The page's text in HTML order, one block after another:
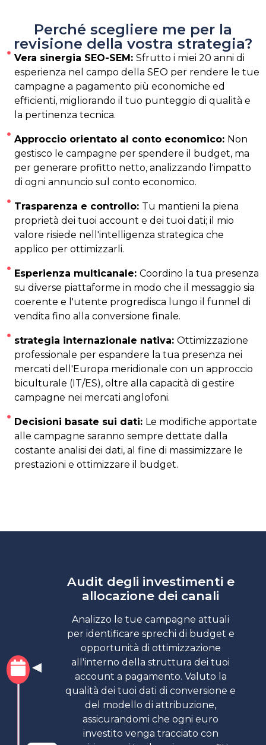
Perché scegliere me per la
revisione della vostra strategia?
Vera sinergia SEO-SEM: Sfrutto i miei 20 anni di
esperienza nel campo della SEO per rendere le tue
campagne a pagamento più economiche ed
efficienti, migliorando il tuo punteggio di qualità e
la pertinenza tecnica.
Approccio orientato al conto economico: Non
gestisco le campagne per spendere il budget, ma
per generare profitto netto, analizzando l'impatto
di ogni annuncio sul conto economico.
Trasparenza e controllo: Tu mantieni la piena
proprietà dei tuoi account e dei tuoi dati; il mio
valore risiede nell'intelligenza strategica che
applico per ottimizzarli.
Esperienza multicanale: Coordino la tua presenza
su diverse piattaforme in modo che il messaggio sia
coerente e l'utente progredisca lungo il funnel di
vendita fino alla conversione finale.
strategia internazionale nativa: Ottimizzazione
professionale per espandere la tua presenza nei
mercati dell'Europa meridionale con un approccio
biculturale (IT/ES), oltre alla capacità di gestire
campagne nei mercati anglofoni.
Decisioni basate sui dati: Le modifiche apportate
alle campagne saranno sempre dettate dalla
costante analisi dei dati, al fine di massimizzare le
prestazioni e ottimizzare il budget.
Audit degli investimenti e
allocazione dei canali
Analizzo le tue campagne attuali
per identificare sprechi di budget e
opportunità di ottimizzazione
all'interno della struttura dei tuoi
account a pagamento. Valuto la
qualità dei tuoi dati di conversione e
del modello di attribuzione,
assicurandomi che ogni euro
investito venga tracciato con